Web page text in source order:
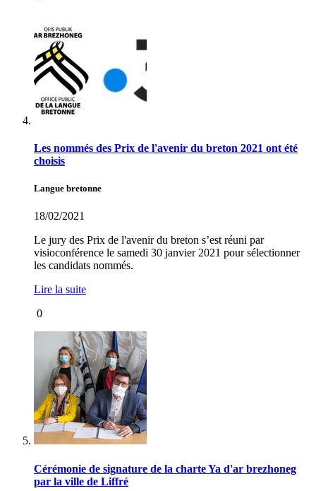
Les nommés des Prix de l'avenir du breton 2021 ont été
choisis
Langue bretonne
18/02/2021
Le jury des Prix de l'avenir du breton s’est réuni par
visioconférence le samedi 30 janvier 2021 pour sélectionner
les candidats nommés.
Lire la suite
0
Cérémonie de signature de la charte Ya d'ar brezhoneg
par la ville de Liffré